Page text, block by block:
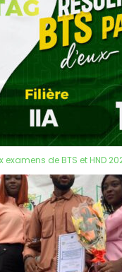
examens de BTS et HND